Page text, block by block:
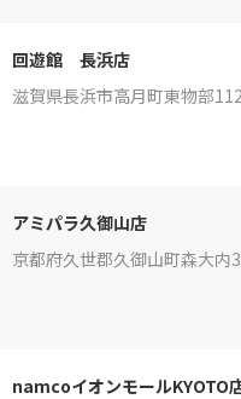
回遊館 長浜店
滋賀県長浜市高月町東物部
アミパラ久御山店
京都府久世郡久御山町森大内
namcoイオンモールKYOTO